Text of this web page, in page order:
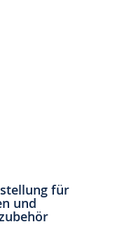
für
und